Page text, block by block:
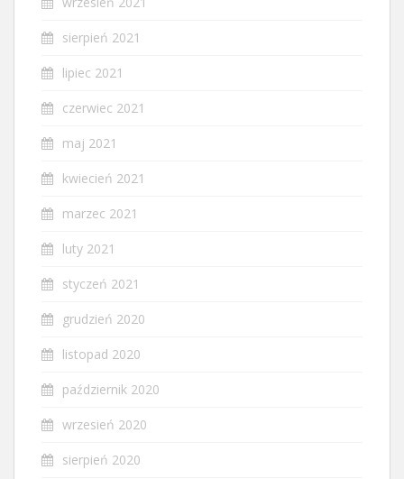
sierpień 2021
lipiec 2021
czerwiec 2021
maj 2021
kwiecień 2021
marzec 2021
luty 2021
styczeń 2021
grudzień 2020
listopad 2020
październik 2020
wrzesień 2020
sierpień 2020